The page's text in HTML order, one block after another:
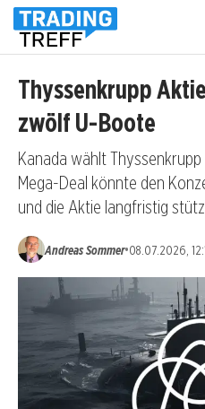
Thyssenkrupp
zwölf U-Boote
Kanada wählt
Mega-Deal könnte den
und die Aktie langfristig
Andreas Sommer•08.07.2026,